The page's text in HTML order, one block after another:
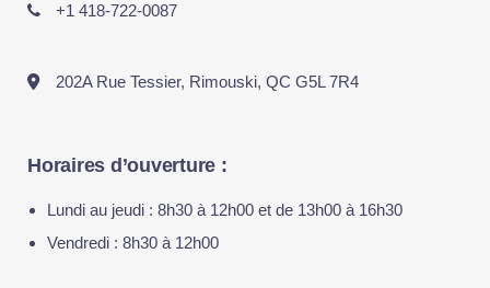
+1 418-722-0087
202A Rue Tessier, Rimouski, QC G5L 7R4
Horaires d’ouverture :
Lundi au jeudi : 8h30 à 12h00 et de 13h00 à 16h30
Vendredi : 8h30 à 12h00